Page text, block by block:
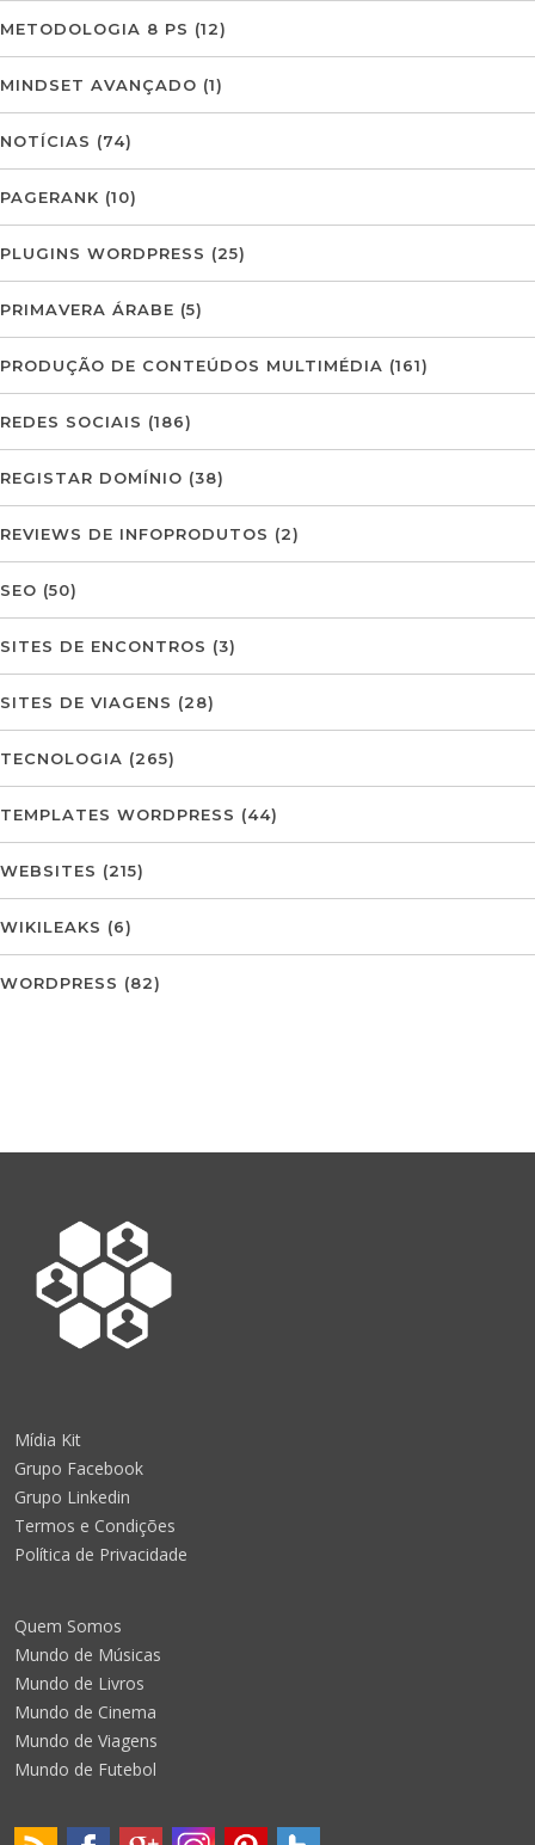
METODOLOGIA 8 PS (12)
MINDSET AVANÇADO (1)
NOTÍCIAS (74)
PAGERANK (10)
PLUGINS WORDPRESS (25)
PRIMAVERA ÁRABE (5)
PRODUÇÃO DE CONTEÚDOS MULTIMÉDIA (161)
REDES SOCIAIS (186)
REGISTAR DOMÍNIO (38)
REVIEWS DE INFOPRODUTOS (2)
SEO (50)
SITES DE ENCONTROS (3)
SITES DE VIAGENS (28)
TECNOLOGIA (265)
TEMPLATES WORDPRESS (44)
WEBSITES (215)
WIKILEAKS (6)
WORDPRESS (82)
Mídia Kit
Grupo Facebook
Grupo Linkedin
Termos e Condições
Política de Privacidade
Quem Somos
Mundo de Músicas
Mundo de Livros
Mundo de Cinema
Mundo de Viagens
Mundo de Futebol